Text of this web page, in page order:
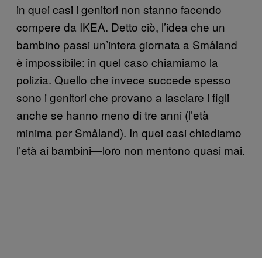
in quei casi i genitori non stanno facendo
compere da IKEA. Detto ciò, l’idea che un
bambino passi un’intera giornata a Småland
è impossibile: in quel caso chiamiamo la
polizia. Quello che invece succede spesso
sono i genitori che provano a lasciare i figli
anche se hanno meno di tre anni (l’età
minima per Småland). In quei casi chiediamo
l’età ai bambini—loro non mentono quasi mai.